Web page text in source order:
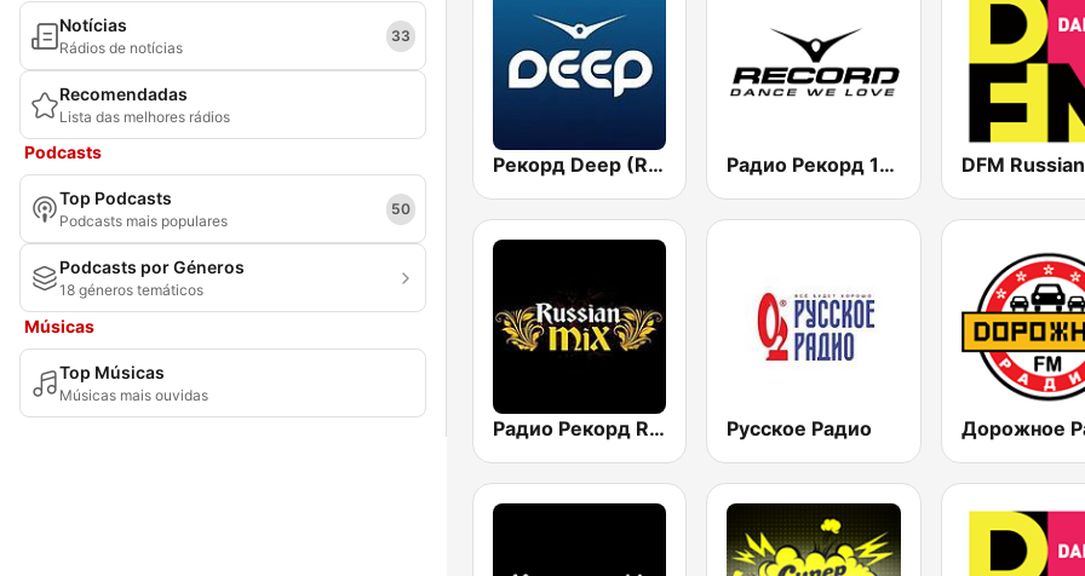
Notícias
Rádios de notícias
33
Recomendadas
Lista das melhores rádios
Podcasts
Top Podcasts
Podcasts mais populares
50
Podcasts por Géneros
18 géneros temáticos
Músicas
Top Músicas
Músicas mais ouvidas
Рекорд Deep (Record Deep) Радио Рекорд 101.9 (Radio Record)
Радио Рекорд Russian Mix (Radio Record Russian Mix) Русское Радио